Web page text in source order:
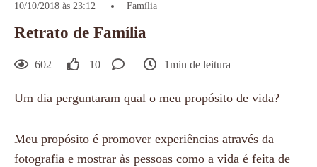
10/10/2018 às 23:12 Família
Retrato de Família
602 10 1min de leitura
Um dia perguntaram qual o meu propósito de vida?
Meu propósito é promover experiências através da
fotografia e mostrar às pessoas como a vida é feita de